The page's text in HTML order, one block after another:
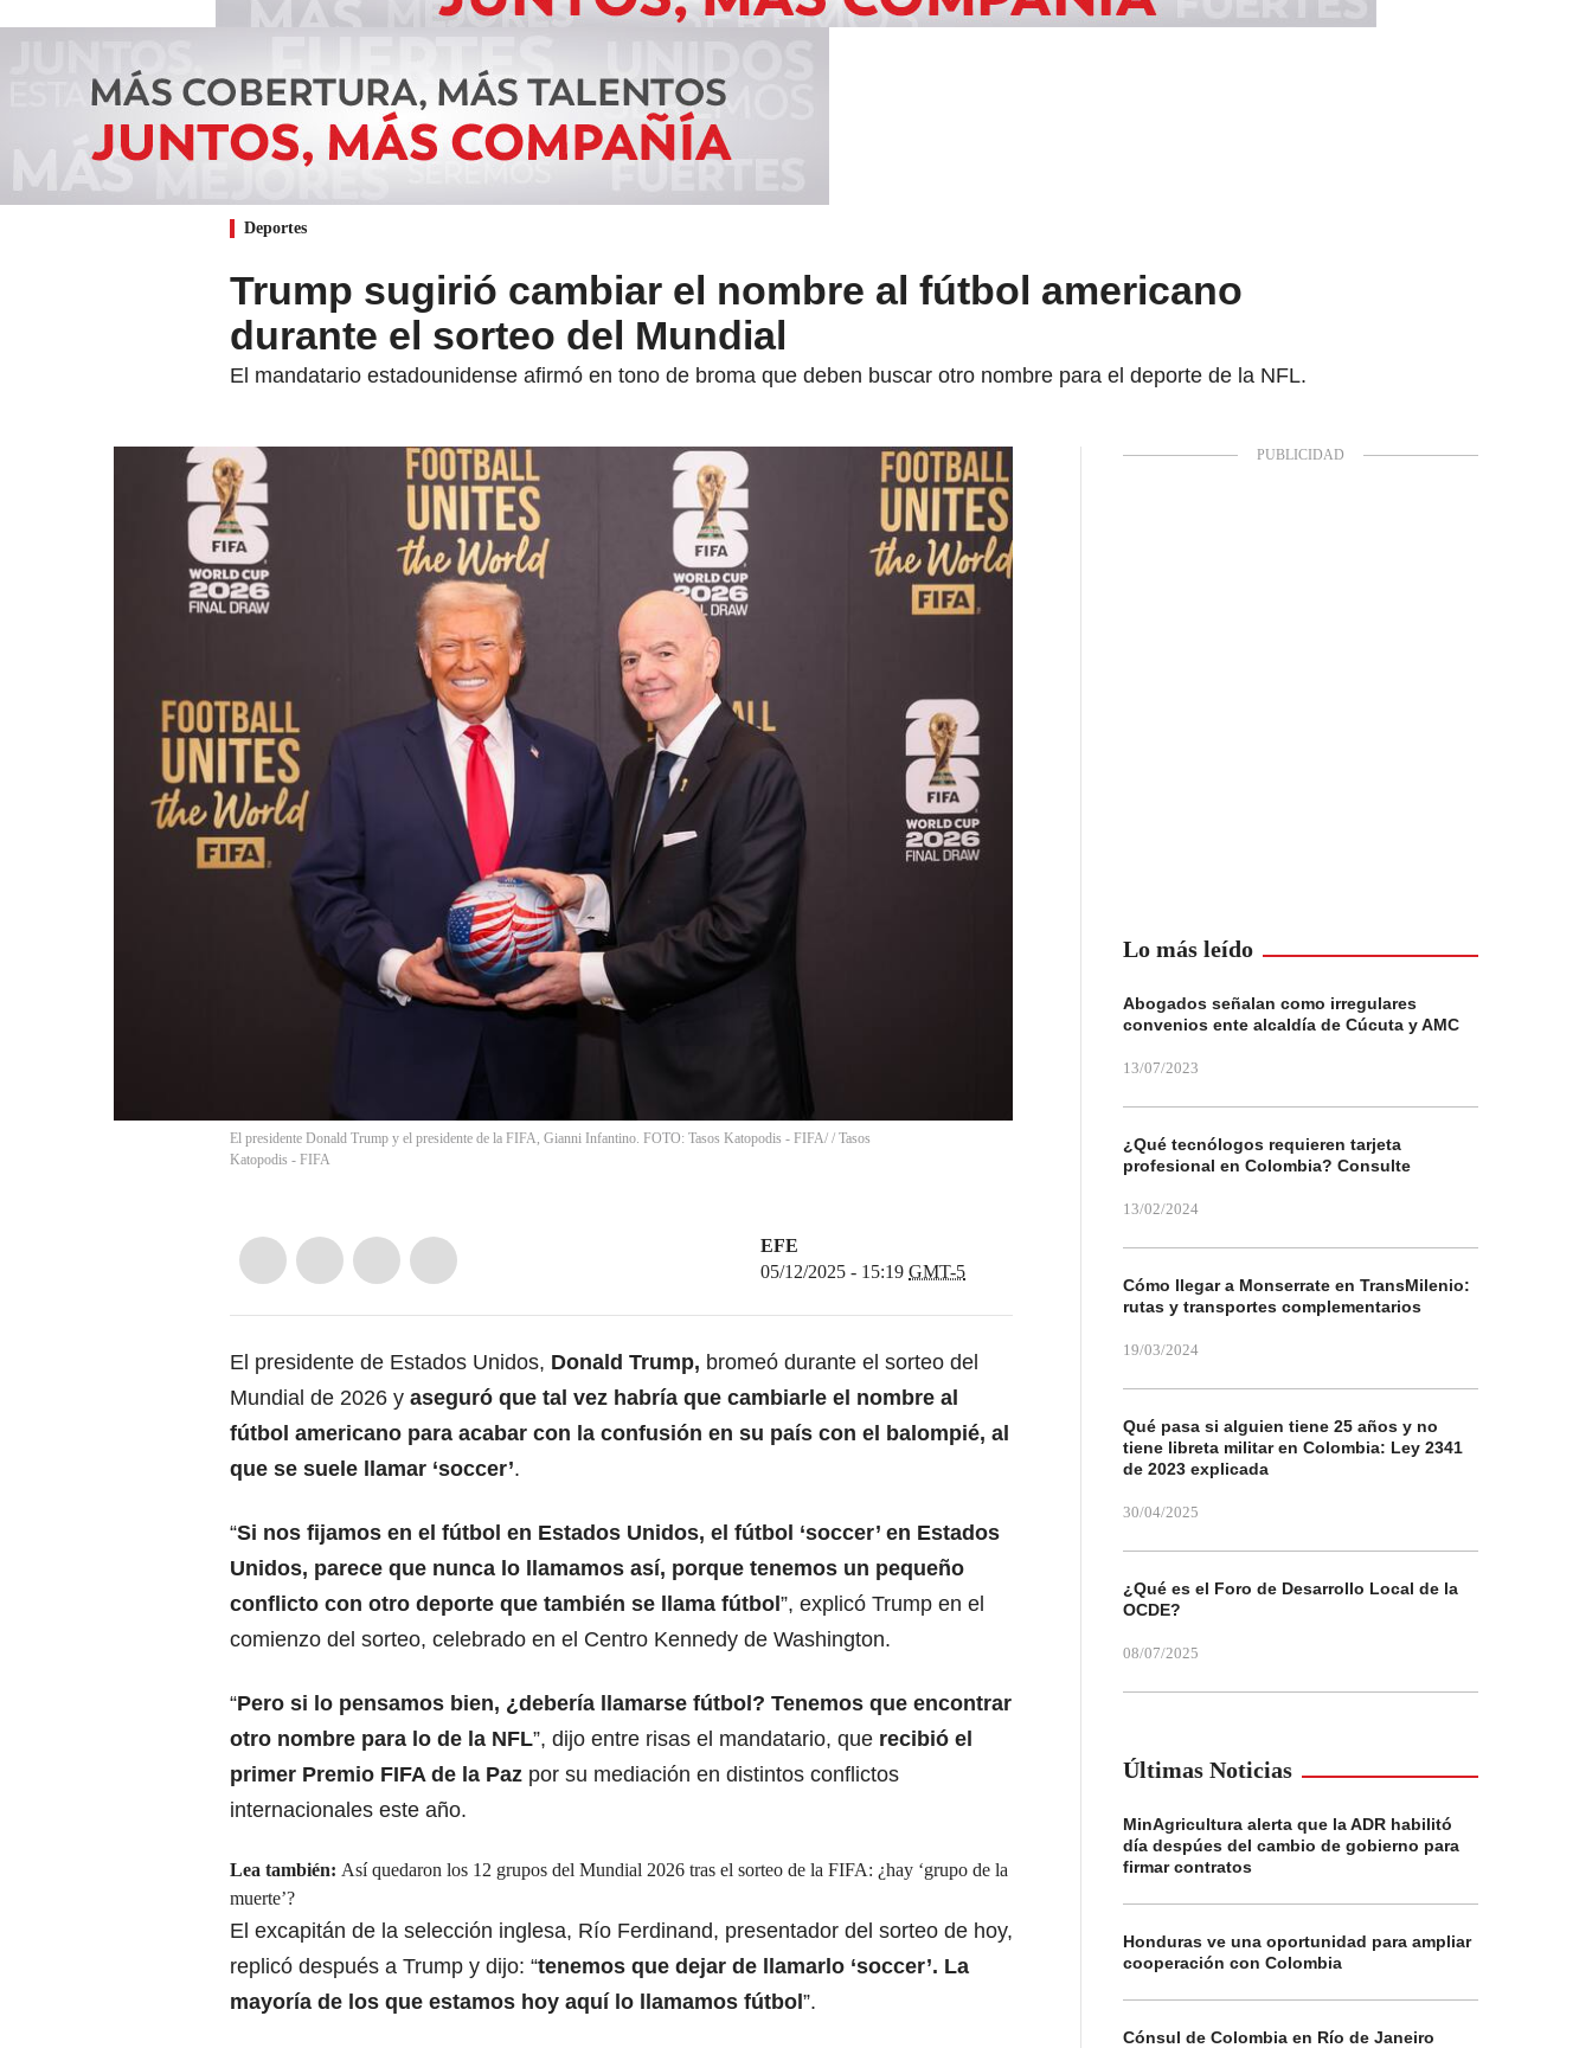
Deportes
Trump sugirió cambiar el nombre al fútbol americano
durante el sorteo del Mundial
El mandatario estadounidense afirmó en tono de broma que deben buscar otro nombre para el deporte de la NFL.
El presidente Donald Trump y el presidente de la FIFA, Gianni Infantino. FOTO: Tasos Katopodis - FIFA/ / Tasos
Katopodis - FIFA
EFE
05/12/2025 - 15:19 GMT-5
El presidente de Estados Unidos, Donald Trump, bromeó durante el sorteo del
Mundial de 2026 y aseguró que tal vez habría que cambiarle el nombre al
fútbol americano para acabar con la confusión en su país con el balompié, al
que se suele llamar ‘soccer’.
“Si nos fijamos en el fútbol en Estados Unidos, el fútbol ‘soccer’ en Estados
Unidos, parece que nunca lo llamamos así, porque tenemos un pequeño
conflicto con otro deporte que también se llama fútbol ”, explicó Trump en el
comienzo del sorteo, celebrado en el Centro Kennedy de Washington.
“Pero si lo pensamos bien, ¿debería llamarse fútbol? Tenemos que encontrar
otro nombre para lo de la NFL”, dijo entre risas el mandatario, que recibió el
primer Premio FIFA de la Paz por su mediación en distintos conflictos
internacionales este año.
Lea también: Así quedaron los 12 grupos del Mundial 2026 tras el sorteo de la FIFA: ¿hay ‘grupo de la
muerte’?
El excapitán de la selección inglesa, Río Ferdinand, presentador del sorteo de hoy,
replicó después a Trump y dijo: “tenemos que dejar de llamarlo ‘soccer’. La
mayoría de los que estamos hoy aquí lo llamamos fútbol ”.
Lo más leído
Abogados señalan como irregulares
convenios ente alcaldía de Cúcuta y AMC
13/07/2023
¿Qué tecnólogos requieren tarjeta
profesional en Colombia? Consulte
13/02/2024
Cómo llegar a Monserrate en TransMilenio:
rutas y transportes complementarios
19/03/2024
Qué pasa si alguien tiene 25 años y no
tiene libreta militar en Colombia: Ley 2341
de 2023 explicada
30/04/2025
¿Qué es el Foro de Desarrollo Local de la
OCDE?
08/07/2025
Últimas Noticias
MinAgricultura alerta que la ADR habilitó
día despúes del cambio de gobierno para
firmar contratos
Honduras ve una oportunidad para ampliar
cooperación con Colombia
Cónsul de Colombia en Río de Janeiro